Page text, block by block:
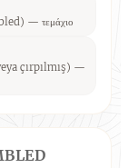
— τεμάχιο
çırpılmış) —